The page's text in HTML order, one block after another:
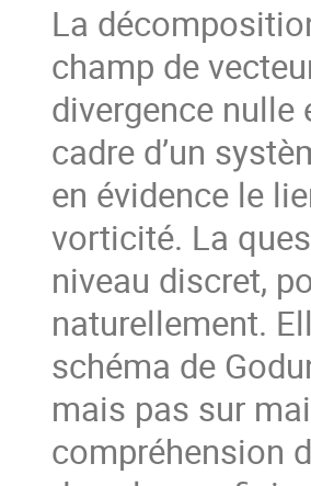
La
champ de
divergence nulle
cadre d’un
en évidence le
vorticité. La
niveau discret,
naturellement.
schéma de
mais pas sur
compréhension